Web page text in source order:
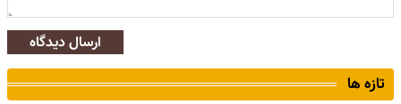
ارسال دیدگاه
تازه ها